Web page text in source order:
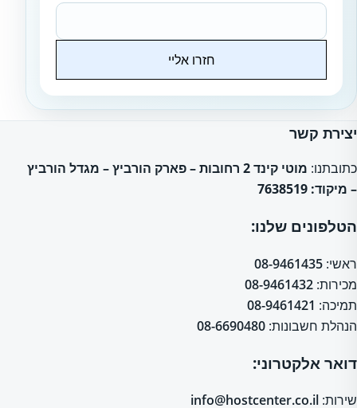
חזרו אליי
יצירת קשר
כתובתנו:
מוטי קינד 2 רחובות – פארק הורביץ – מגדל הורביץ
– מיקוד: 7638519
הטלפונים שלנו:
ראשי: 08-9461435
מכירות: 08-9461432
תמיכה: 08-9461421
הנהלת חשבונות: 08-6690480
דואר אלקטרוני:
שירות: info@hostcenter.co.il